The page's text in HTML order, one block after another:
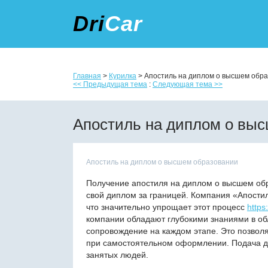
DriCar
Главная > Курилка > Апостиль на диплом о высшем
<< Предыдущая тема : Следующая тема >>
Апостиль на диплом о
Апостиль на диплом о высшем образовании
Получение апостиля на диплом о высшем
свой диплом за границей. Компания
что значительно упрощает этот процесс
компании обладают глубокими знаниями в
сопровождение на каждом этапе. Это
при самостоятельном оформлении. Подача
занятых людей.